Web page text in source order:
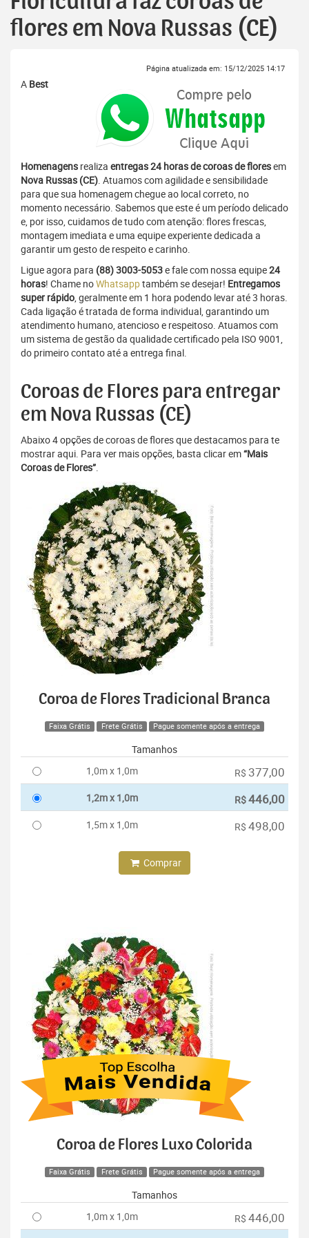
flores em Nova Russas (CE)
Página atualizada em: 15/12/2025 14:17
A Best
Homenagens realiza entregas 24 horas de coroas de floresem
Nova Russas (CE). Atuamos com agilidade e sensibilidade
para que sua homenagem chegue ao local correto, no
momento necessário. Sabemos que este é um período delicado
e, por isso, cuidamos de tudo com atenção: flores frescas,
montagem imediata e uma equipe experiente dedicada a
garantir um gesto de respeito e carinho.
Ligue agora para (88) 3003-5053e fale com nossa equipe24
horas! Chame noWhatsapptambém se desejar! Entregamos
super rápido, geralmente em 1 hora podendo levar até 3 horas.
Cada ligação é tratada de forma individual, garantindo um
atendimento humano, atencioso e respeitoso. Atuamos com
um sistema de gestão da qualidade certificado pela ISO 9001,
do primeiro contato até a entrega final.
Coroas de Flores para entregar
em Nova Russas (CE)
Abaixo 4 opções de coroas de flores que destacamos para te
mostrar aqui. Para ver mais opções, basta clicar em“Mais
Coroas de Flores”.
Coroa de Flores Tradicional Branca
Faixa Grátis Frete Grátis Pague somente após a entrega
Tamanhos
1,0m x 1,0m
R$ 377,00
1,2m x 1,0m R$446,00
1,5m x 1,0m R$ 498,00
Comprar
Coroa de Flores Luxo Colorida
Faixa Grátis Frete Grátis Pague somente após a entrega
Tamanhos
1,0m x 1,0m
R$ 446,00